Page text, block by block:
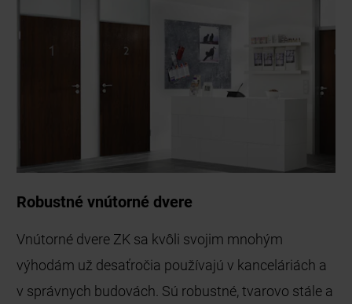
Robustné vnútorné dvere
Vnútorné dvere ZK sa kvôli svojim mnohým
výhodám už desaťročia používajú v kanceláriách a
v správnych budovách. Sú robustné, tvarovo stále a